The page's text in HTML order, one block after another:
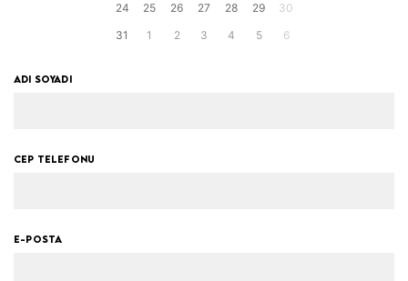
24
25 26 27 28 29
30
31
1 2 3 4 5 6
ADI SOYADI
CEP TELEFONU
E-POSTA